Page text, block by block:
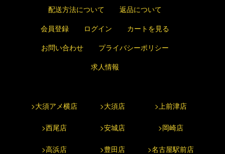
配送方法について
返品について
会員登録
ログイン
カートを見る
お問い合わせ
プライバシーポリシー
求人情報
>大須アメ横店 >大須店 >上前津店
>西尾店 >安城店 >岡崎店
>高浜店 >豊田店 >名古屋駅前店